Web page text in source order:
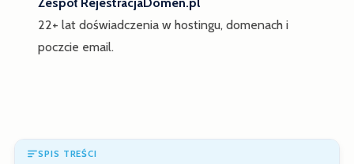
22+ lat doświadczenia w hostingu, domenach i
poczcie email.
SPIS TREŚCI